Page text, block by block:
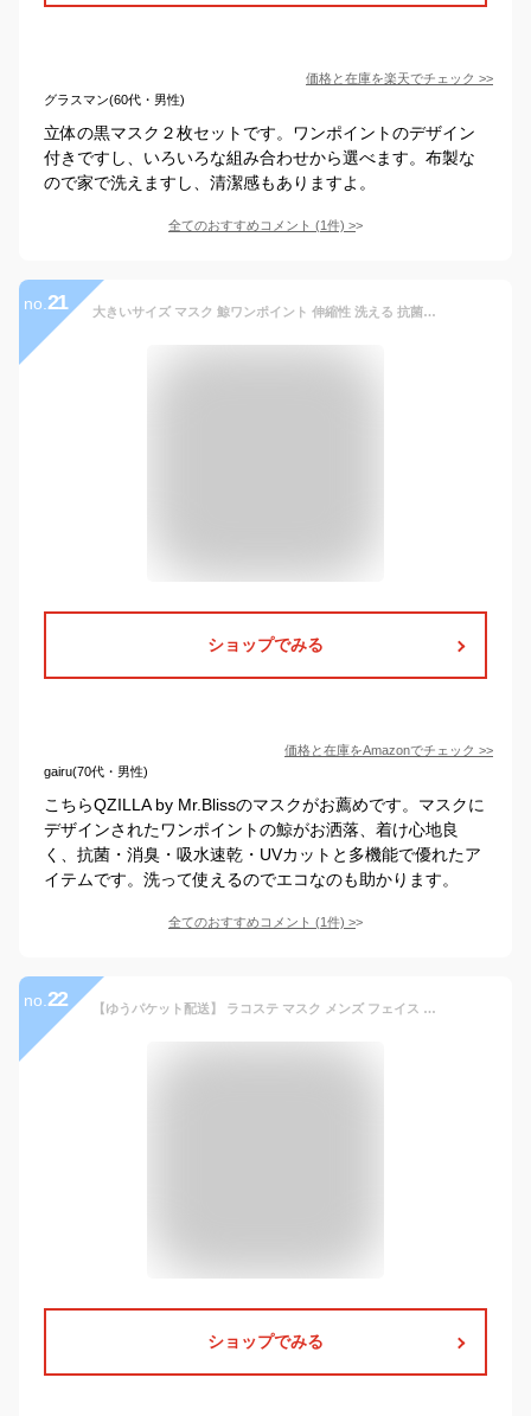
価格と在庫を楽天でチェック >>
グラスマン(60代・男性)
立体の黒マスク２枚セットです。ワンポイントのデザイン
付きですし、いろいろな組み合わせから選べます。布製な
ので家で洗えますし、清潔感もありますよ。
全てのおすすめコメント (1件) >
no. 21 大きいサイズ マスク 鯨ワンポイント 伸縮性 洗える 抗菌 吸水速乾 カジュアル 3L オフホワイト
ショップでみる
価格と在庫をAmazonでチェック >>
gairu(70代・男性)
こちらQZILLA by Mr.Blissのマスクがお薦めです。マスクに
デザインされたワンポイントの鯨がお洒落、着け心地良
く、抗菌・消臭・吸水速乾・UVカットと多機能で優れたア
イテムです。洗って使えるのでエコなのも助かります。
全てのおすすめコメント (1件) >
no. 22 【ゆうパケット配送】 ラコステ マスク メンズ フェイス マスク LACOSTE FACE MASK RF6002 おしゃれ シンプル ワンポイント ウイルス対策 ウイルス 花粉 布マスク スポーツ ロゴ ピンク 水色 ブラック 黒 ホワイト 白 レッド ネイビー ブルー
ショップでみる